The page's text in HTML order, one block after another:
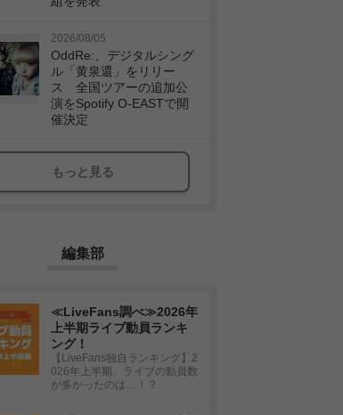
2026/08/05
OddRe:、デジタルシング
ル「黄泉還」をリリー
ス 全国ツアーの追加公
演をSpotify O-EASTで開
催決定
もっと見る
編集部
≪LiveFans調べ≫2026年
上半期ライブ動員ランキ
ング！
【LiveFans独自ランキング】2
026年上半期、ライブの動員数
が多かったのは…！？